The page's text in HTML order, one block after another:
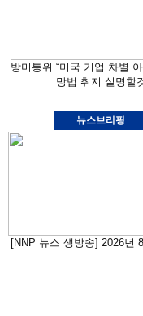
방미통위 “미국 기업 차별
망법 취지 설명할
뉴스브리핑
[NNP 뉴스 생방송] 2026년